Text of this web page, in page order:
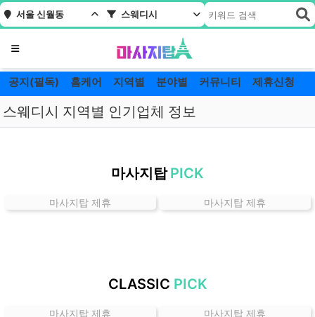
서울 신월동 스웨디시
메뉴
공지(필독) 홈케어 지역별 분야별 커뮤니티 제휴신청
스웨디시 지역별 인기업체 정보
동
마사지탑 PICK
마사지탑 제휴 마사지탑 제휴
CLASSIC PICK
마사지탑 제휴 마사지탑 제휴